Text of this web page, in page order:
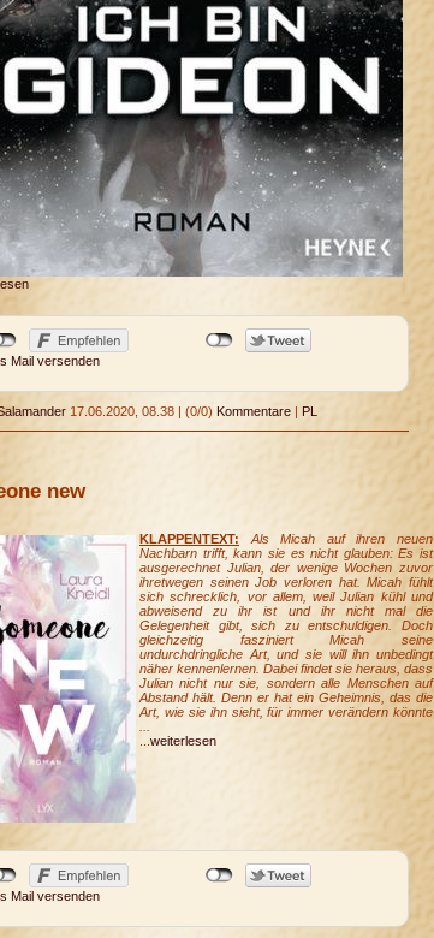
Mail versenden
17.06.2020, 08.38 (0/0) Kommentare PL
new
KLAPPENTEXT: Als Micah auf ihren neuen
Nachbarn trifft, kann sie es nicht glauben: Es ist
ausgerechnet Julian, der wenige Wochen zuvor
ihretwegen seinen Job verloren hat. Micah fühlt
sich schrecklich, vor allem, weil Julian kühl und
abweisend zu ihr ist und ihr nicht mal die
Gelegenheit gibt, sich zu entschuldigen. Doch
gleichzeitig fasziniert Micah seine
undurchdringliche Art, und sie will ihn unbedingt
näher kennenlernen. Dabei findet sie heraus, dass
Julian nicht nur sie, sondern alle Menschen auf
Abstand hält. Denn er hat ein Geheimnis, das die
Art, wie sie ihn sieht, für immer verändern könnte
weiterlesen
Mail versenden